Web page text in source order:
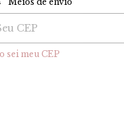
Meios de envio
sei meu CEP